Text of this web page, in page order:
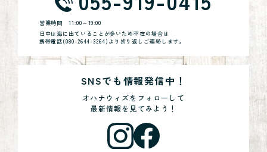
営業時間11:00～19:00
日中は海に出ていることが多いため不在の場合は
携帯電話(080-2644-3264)より折り返しご連絡します。
SNSでも情報発信中！
オハナウィズをフォローして
最新情報を見てみよう！